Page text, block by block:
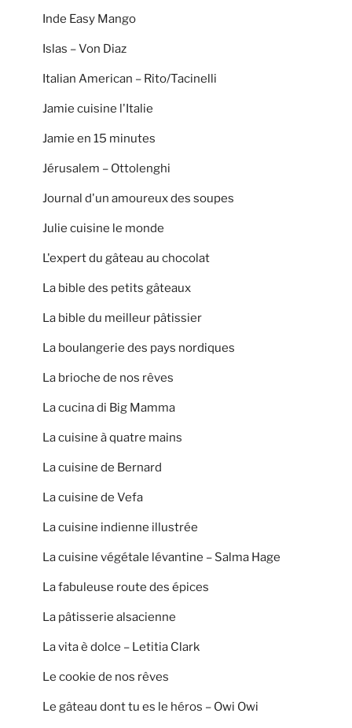
Inde Easy Mango
Islas – Von Diaz
Italian American – Rito/Tacinelli
Jamie cuisine l'Italie
Jamie en 15 minutes
Jérusalem – Ottolenghi
Journal d'un amoureux des soupes
Julie cuisine le monde
L'expert du gâteau au chocolat
La bible des petits gâteaux
La bible du meilleur pâtissier
La boulangerie des pays nordiques
La brioche de nos rêves
La cucina di Big Mamma
La cuisine à quatre mains
La cuisine de Bernard
La cuisine de Vefa
La cuisine indienne illustrée
La cuisine végétale lévantine – Salma Hage
La fabuleuse route des épices
La pâtisserie alsacienne
La vita è dolce – Letitia Clark
Le cookie de nos rêves
Le gâteau dont tu es le héros – Owi Owi